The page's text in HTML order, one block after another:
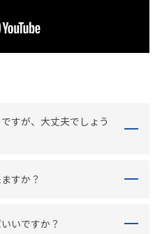
すが、大丈夫でしょう
すか？
いですか？